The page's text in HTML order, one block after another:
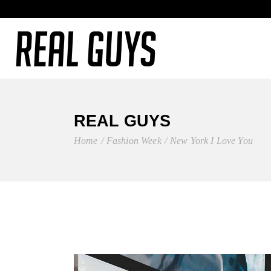
REAL GUYS
Home Fashion Week New York I Love You